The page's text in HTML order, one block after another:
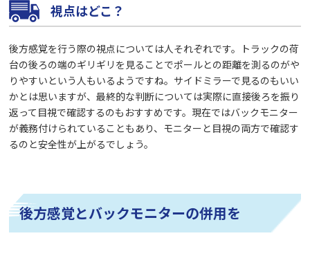
視点はどこ？
後方感覚を行う際の視点については人それぞれです。トラックの荷
台の後ろの端のギリギリを見ることでポールとの距離を測るのがや
りやすいという人もいるようですね。サイドミラーで見るのもいい
かとは思いますが、最終的な判断については実際に直接後ろを振り
返って目視で確認するのもおすすめです。現在ではバックモニター
が義務付けられていることもあり、モニターと目視の両方で確認す
るのと安全性が上がるでしょう。
後方感覚とバックモニターの併用を